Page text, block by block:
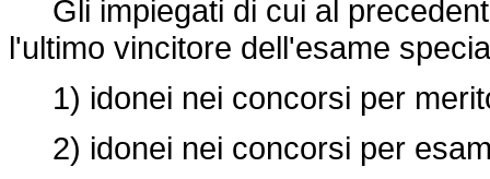
Gli impiegati di cui al
l'ultimo vincitore dell'esame
1) idonei nei concorsi per
2) idonei nei concorsi per